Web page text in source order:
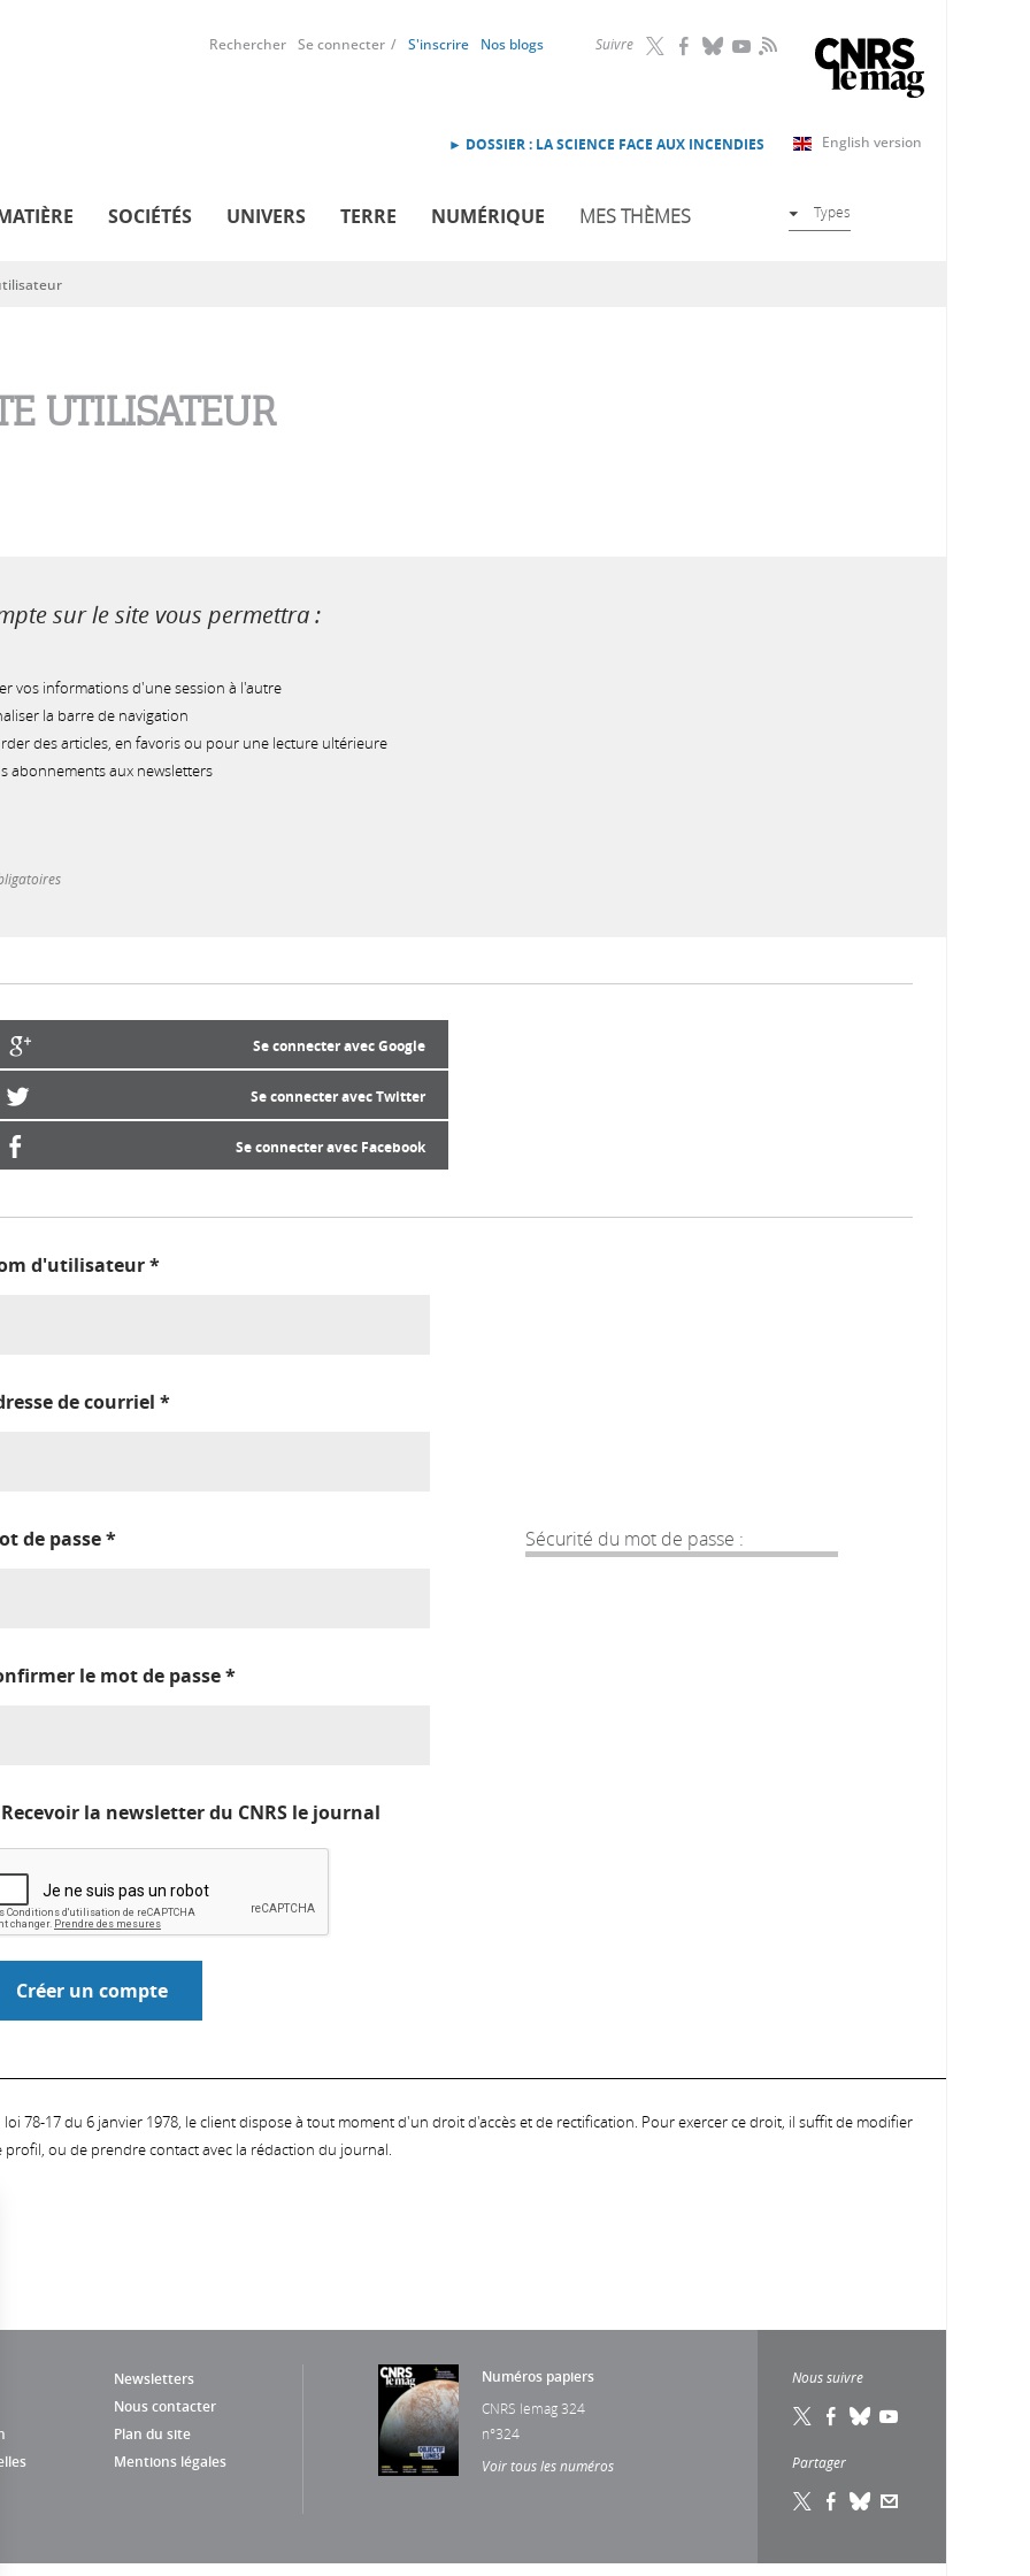
Suivre RSS
Rechercher Se connecter S'inscrire Nos blogs
English version
► DOSSIER : LA SCIENCE FACE AUX INCENDIES
SOCIÉTÉS UNIVERS TERRE NUMÉRIQUE MES THÈMES Types
UTILISATEUR
sur le site vous permettra :
vos informations d'une session à l'autre
la barre de navigation
des articles, en favoris ou pour une lecture ultérieure
abonnements aux newsletters
Se connecter avec Google
Se connecter avec Twitter
Se connecter avec Facebook
d'utilisateur*
de courriel *
Sécurité du mot de passe :
de passe*
le mot de passe*
Recevoir la newsletter du CNRS le journal
78-17 du 6 janvier 1978, le client dispose à tout moment d'un droit d'accès et de rectification. Pour exercer ce droit, il suffit de modifier
ou de prendre contact avec la rédaction du journal.
Newsletters
Nous contacter
Plan du site
Mentions légales
Numéros papiers
CNRS lemag 324
n°324
Voir tous les numéros
Nous suivre
Partager